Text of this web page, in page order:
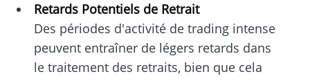
Retards Potentiels de Retrait
Des périodes d'activité de trading intense
peuvent entraîner de légers retards dans
le traitement des retraits, bien que cela